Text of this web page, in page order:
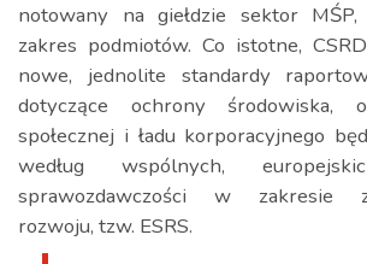
notowany na giełdzie sektor
zakres podmiotów. Co istotne,
nowe, jednolite standardy
dotyczące ochrony środowiska,
społecznej i ładu korporacyjnego
według wspólnych,
sprawozdawczości w zakresie
rozwoju, tzw. ESRS.